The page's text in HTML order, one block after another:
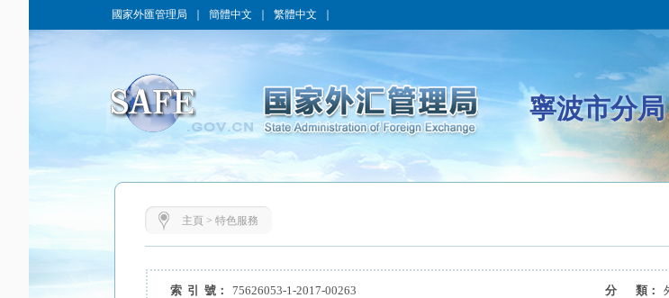
國家外匯管理局 簡體中文 繁體中文
寧波市分局
主頁 > 特色服務
索 引 號： 75626053-1-2017-00263 分 類：